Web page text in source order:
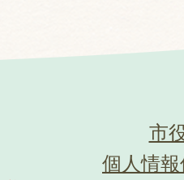
市
個人情